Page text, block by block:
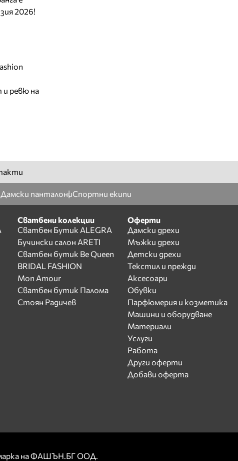
2026!
ревю на
Дамски панталониСпортни екипи
Сватбени колекции
Сватбен Бутик ALEGRA
Бучински салон ARETI
Сватбен бутик Be Queen
BRIDAL FASHION
Mon Amour
Сватбен бутик Палома
Стоян Радичев
Оферти
Дамски дрехи
Мъжки дрехи
Детски дрехи
Текстил и прежди
Аксесоари
Обувки
Парфюмерия и козметика
Машини и оборудване
Материали
Услуги
Работа
Други оферти
Добави оферта
марка на ФАШЪН.БГ ООД.